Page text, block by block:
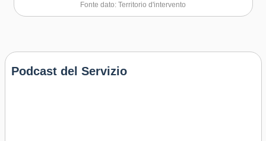
Fonte dato: Territorio d'intervento
Podcast del Servizio